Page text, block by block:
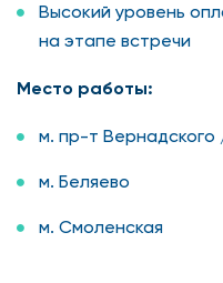
Высокий уровень
на этапе встречи
Место работы:
м. пр-т
м. Беляево
м. Смоленская